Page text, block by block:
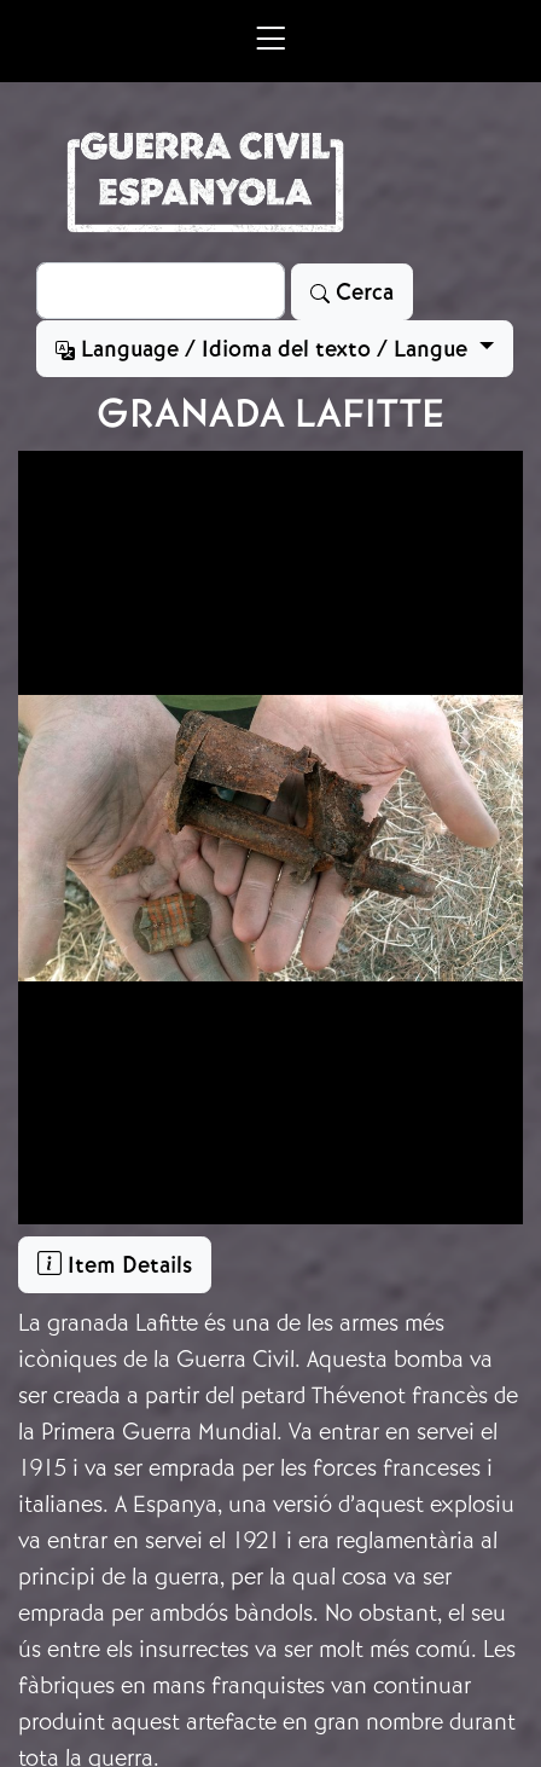
Cerca
Cerca
Language / Idioma del texto / Langue
GRANADA LAFITTE
Item Details
La granada Lafitte és una de les armes més
icòniques de la Guerra Civil. Aquesta bomba va
ser creada a partir del petard Thévenot francès de
la Primera Guerra Mundial. Va entrar en servei el
1915 i va ser emprada per les forces franceses i
italianes. A Espanya, una versió d’aquest explosiu
va entrar en servei el 1921 i era reglamentària al
principi de la guerra, per la qual cosa va ser
emprada per ambdós bàndols. No obstant, el seu
ús entre els insurrectes va ser molt més comú. Les
fàbriques en mans franquistes van continuar
produint aquest artefacte en gran nombre durant
tota la guerra.